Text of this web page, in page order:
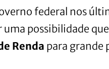
federal nos
possibilidade
Renda para grande